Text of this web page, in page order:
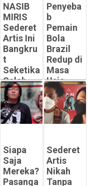
Peluangsuk
ses.com
NASIB
MIRIS
Sederet
Artis Ini
Bangkru
t
Seketika
Salah
Kelola
Honor
-
Peluangsuk
Penyeba
b
Pemain
Bola
Brazil
Redup di
Masa
Usia
Emasnya
-
Peluangsuk
ses.com
Siapa
Saja
Mereka?
Pasanga
Sederet
Artis
Nikah
Tanpa